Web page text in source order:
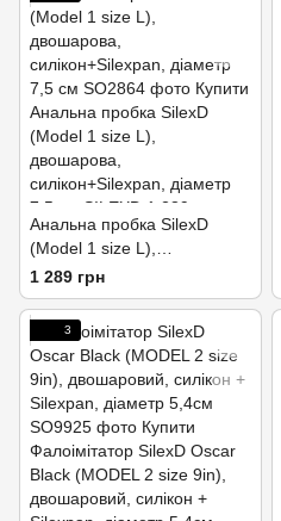
Анальна пробка SilexD
(Model 1 size L),
двошарова,
силікон+Silexpan, діаметр
7,5 см
1 289 грн
3